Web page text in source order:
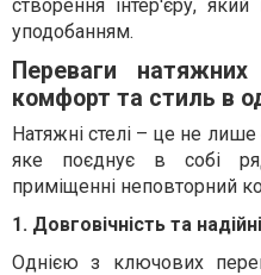
створення інтер'єру,
уподобанням.
Переваги
комфорт та стиль в
Натяжні стелі – це не
яке поєднує в собі
приміщенні неповторний
1. Довговічність та
Однією з ключових